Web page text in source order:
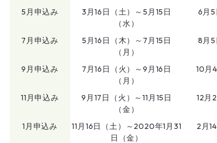
5月申込み
3月16日（土）～5月15日
（水）
6月
7月申込み
5月16日（木）～7月15日
（月）
8月
9月申込み
7月16日（火）～9月16日
（月）
10月
11月申込み
9月17日（火）～11月15日
（金）
12月
1月申込み
11月16日（土）～2020年1月31
日（金）
2月